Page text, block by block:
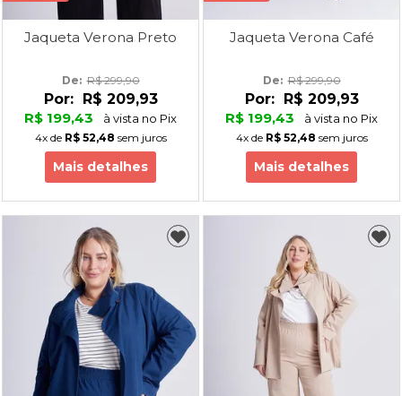
Jaqueta Verona Preto
De: R$ 299,90
Por: R$ 209,93
R$ 199,43
à vista no Pix
4xde R$ 52,48 sem juros
Mais detalhes
Jaqueta Verona Café
De: R$ 299,90
Por: R$ 209,93
R$ 199,43
à vista no Pix
4xde R$ 52,48 sem juros
Mais detalhes